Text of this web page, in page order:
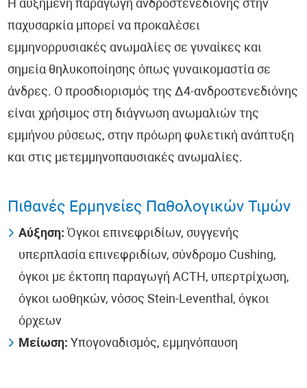
Η αυξημένη παραγωγή ανδροστενεδιόνης στην
παχυσαρκία μπορεί να προκαλέσει
εμμηνορρυσιακές ανωμαλίες σε γυναίκες και
σημεία θηλυκοποίησης όπως γυναικομαστία σε
άνδρες. Ο προσδιορισμός της Δ4-ανδροστενεδιόνης
είναι χρήσιμος στη διάγνωση ανωμαλιών της
εμμήνου ρύσεως, στην πρόωρη φυλετική ανάπτυξη
και στις μετεμμηνοπαυσιακές ανωμαλίες.
Πιθανές Ερμηνείες Παθολογικών Τιμών
Αύξηση: Όγκοι επινεφριδίων, συγγενής
υπερπλασία επινεφριδίων, σύνδρομο Cushing,
όγκοι με έκτοπη παραγωγή ACTH, υπερτρίχωση,
όγκοι ωοθηκών, νόσος Stein-Leventhal, όγκοι
όρχεων
Μείωση: Υπογοναδισμός, εμμηνόπαυση